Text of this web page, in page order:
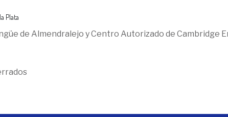
Plata
de Almendralejo y Centro Autorizado de Cambridge